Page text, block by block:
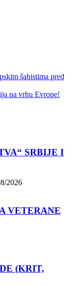
šahistima pred
na vrhu Evrope!
SRBIJE I
2026
VETERANE
(KRIT,